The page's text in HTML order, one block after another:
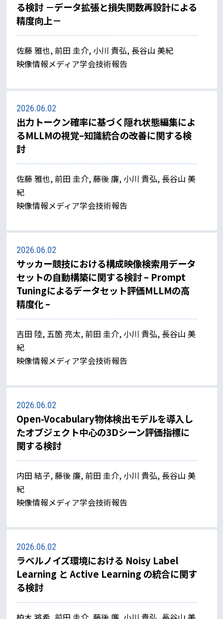
る検討 －データ拡張と損失関数再設計による
精度向上－
佐藤 雅也, 前田 圭介, 小川 貴弘, 長谷山 美紀
映像情報メディア学会技術報告
2026.06.02
出力トークン確率に基づく隠れ状態編集によ
るMLLMの視覚–知識統合の改善に関する検
討
佐藤 雅也, 前田 圭介, 藤後 廉, 小川 貴弘, 長谷山 美
紀
映像情報メディア学会技術報告
2026.06.02
サッカー競技における構成映像検索用データ
セットの自動構築に関する検討 – Prompt
Tuningによるデータセット評価MLLMの高
精度化 –
吉田 陸, 五箇 亮太, 前田 圭介, 小川 貴弘, 長谷山 美
紀
映像情報メディア学会技術報告
2026.06.02
Open-Vocabulary物体検出モデルを導入し
たオブジェクト中心の3Dシーン評価指標に
関する検討
内田 結子, 藤後 廉, 前田 圭介, 小川 貴弘, 長谷山 美
紀
映像情報メディア学会技術報告
2026.06.02
ラベルノイズ環境における Noisy Label
Learning と Active Learning の統合に関す
る検討